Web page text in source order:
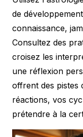
de
connaissance,
Consultez des
croisez les
une réflexion
offrent des pistes
réactions, vos
prétendre à la